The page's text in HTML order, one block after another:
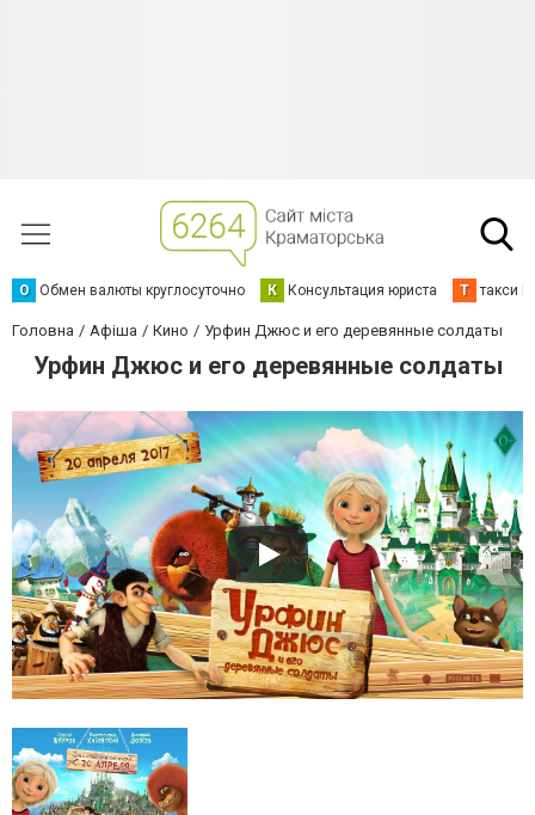
О Обмен валюты круглосуточно К Консультация юриста Т такси
Головна Афіша Кино Урфин Джюс и его деревянные солдаты
Урфин Джюс и его деревянные солдаты